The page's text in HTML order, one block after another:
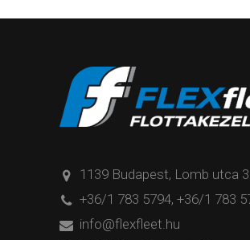
1139 Budapest, Lomb utca
+36/1 783 5794, +36/1 783
info@flexfleet.hu